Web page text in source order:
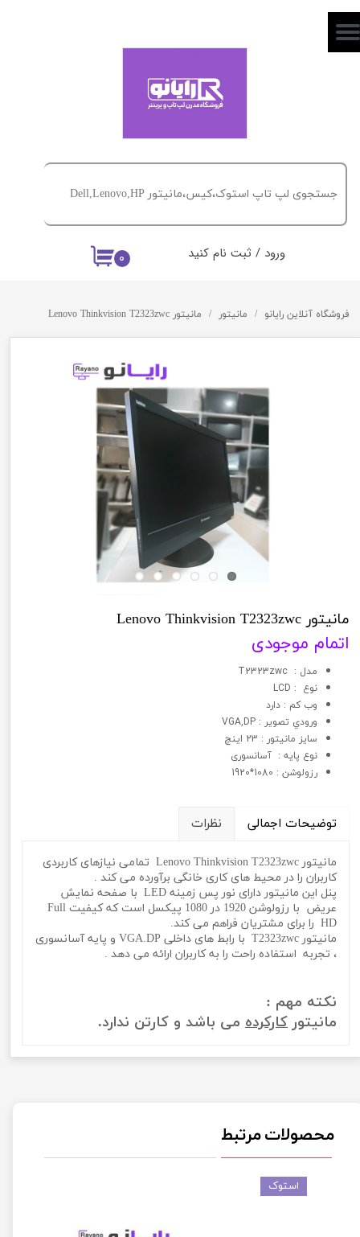
۰ ورود / ثبت نام کنید
حساب کاربری من
خروج از حساب کاربری
فروشگاه آنلاین رایانو مانیتور مانیتور Lenovo Thinkvision T2323zwc
مانیتور Lenovo Thinkvision T2323zwc
اتمام موجودی
مدل : T2323zwc
نوع : LCD
وب کم : دارد
ورودي تصوير : VGA,DP
سايز مانیتور : 23 اینچ
نوع پايه : آسانسوری
رزولوشن : 1080*1920
توضیحات اجمالی نظرات
مانیتور Lenovo Thinkvision T2323zwc تمامی نیازهای کاربردی
کاربران را در محیط های کاری خانگی برآورده می کند .
پنل این مانیتور دارای نور پس زمینه LED با صفحه نمایش
عریض با رزولوشن 1920 در 1080 پیکسل است که کیفیت Full
HD را برای مشتریان فراهم می کند.
مانیتور T2323zwc با رابط های داخلی VGA.DP و پایه آسانسوری
، تجربه استفاده راحت را به کاربران ارائه می دهد .
نکته مهم :
مانیتور کارکرده می باشد و کارتن ندارد.
محصولات مرتبط
استوک